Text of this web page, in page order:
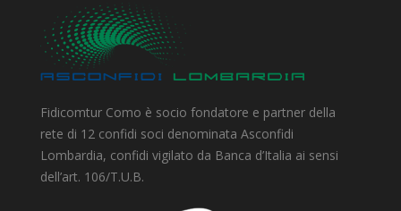
Fidicomtur Como è socio fondatore e partner della
rete di 12 confidi soci denominata Asconfidi
Lombardia, confidi vigilato da Banca d’Italia ai sensi
dell’art. 106/T.U.B.